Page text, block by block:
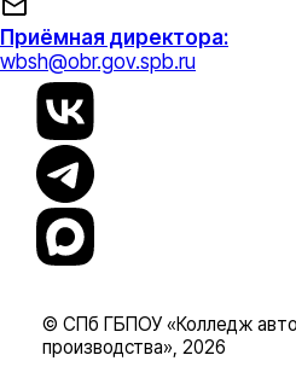
Приёмная директора:
wbsh@obr.gov.spb.ru
© СПб ГБПОУ «Колледж
производства», 2026